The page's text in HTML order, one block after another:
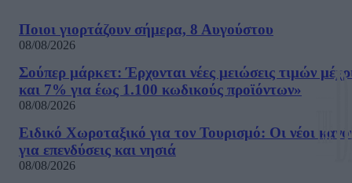
Ποιοι γιορτάζουν σήμερα, 8 Αυγούστου
08/08/2026
Σούπερ μάρκετ: Έρχονται νέες μειώσεις τιμών
και 7% για έως 1.100 κωδικούς προϊόντων»
08/08/2026
Ειδικό Χωροταξικό για τον Τουρισμό: Οι νέοι
για επενδύσεις και νησιά
08/08/2026